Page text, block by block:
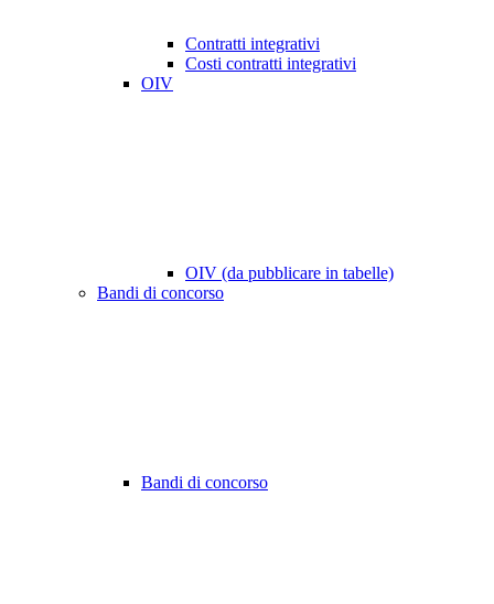
Contratti integrativi
Costi contratti integrativi
OIV
OIV (da pubblicare in tabelle)
Bandi di concorso
Bandi di concorso